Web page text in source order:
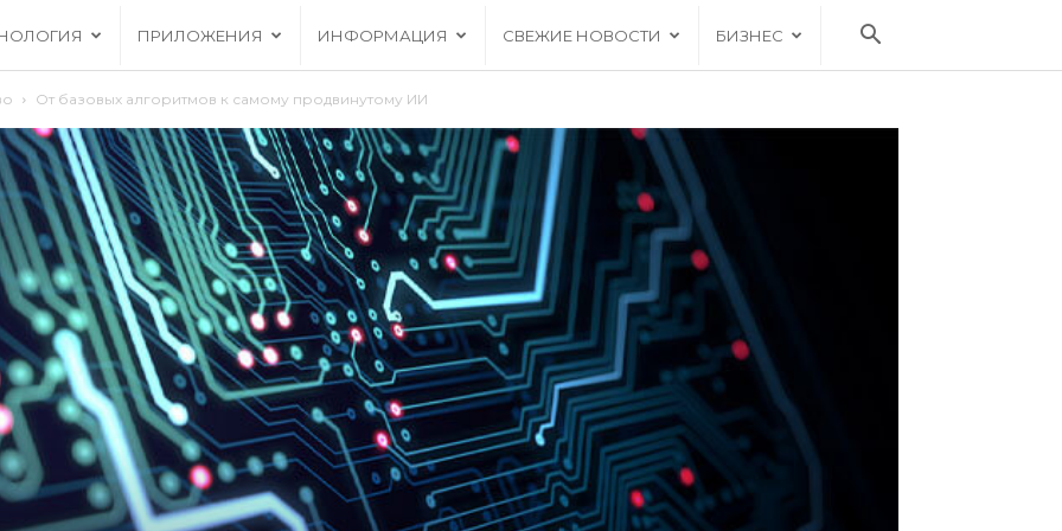
ПРИЛОЖЕНИЯ ИНФОРМАЦИЯ СВЕЖИЕ НОВОСТИ БИЗНЕС
От базовых алгоритмов к самому продвинутому ИИ